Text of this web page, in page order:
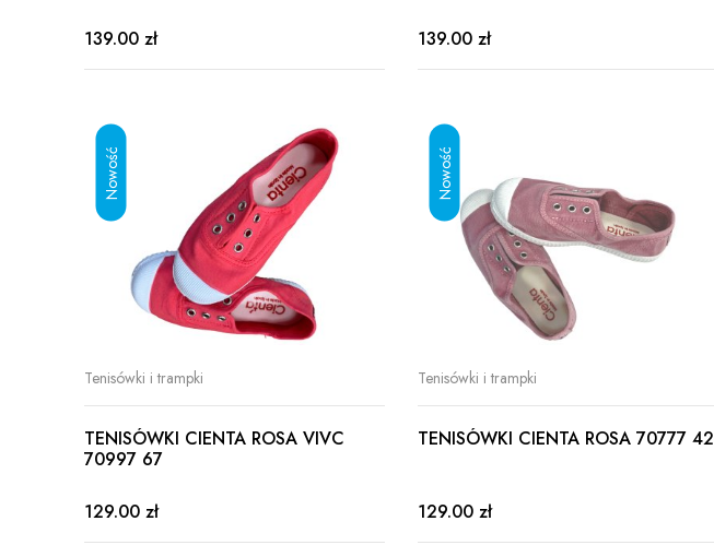
139.00 zł 139.00 zł
Tenisówki i trampki
TENISÓWKI CIENTA ROSA VIVC
70997 67
129.00 zł
Tenisówki i trampki
TENISÓWKI CIENTA ROSA 70777 42
129.00 zł